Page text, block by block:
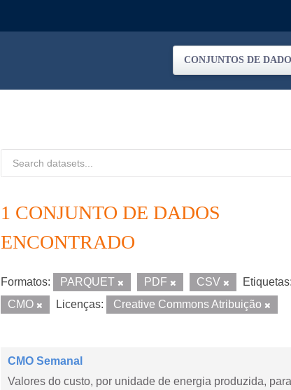
CONJUNTOS DE
1 CONJUNTO DE DADOS
ENCONTRADO
Formatos: PARQUET PDF CSV Etiquetas:
CMO
Licenças: Creative Commons Atribuição
CMO Semanal
Valores do custo, por unidade de energia produzida,